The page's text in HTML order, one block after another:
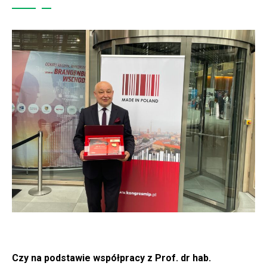
Czy na podstawie współpracy z Prof. dr hab.